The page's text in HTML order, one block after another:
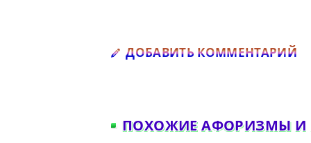
ДОБАВИТЬ КОММЕНТАРИЙ
ПОХОЖИЕ АФОРИЗМЫ И